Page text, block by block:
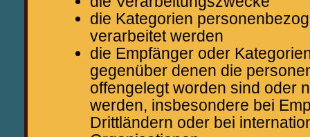
die Kategorien
verarbeitet werden
die Empfänger oder
gegenüber denen die
offengelegt worden sind oder
werden, insbesondere bei
Drittländern oder bei